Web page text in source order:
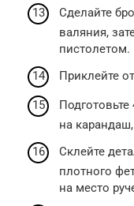
Сделайте
валяния,
пистолетом.
Приклейте
Подготовьте
на
Склейте
плотного
на место